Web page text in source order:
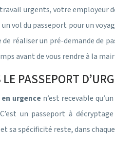
urgents, votre
vol du passeport pour un
réaliser un pré-demande de
avant de vous rendre à la
PASSEPORT
urgence n’est recevable
un passeport à
sa spécificité reste, dans chaque